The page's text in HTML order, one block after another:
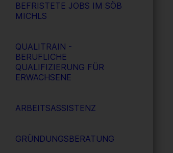
BEFRISTETE JOBS IM SÖB
MICHLS
QUALITRAIN -
BERUFLICHE
QUALIFIZIERUNG FÜR
ERWACHSENE
ARBEITSASSISTENZ
GRÜNDUNGSBERATUNG